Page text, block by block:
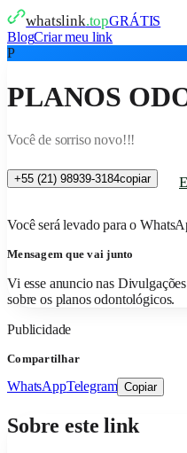
whatslink.topGRÁTIS
BlogCriar meu link
P
PLANOS
Você de sorriso novo!!!
+55 (21) 98939-3184copiar
Você será levado para o
Mensagem que vai junto
Vi esse anuncio nas
sobre os planos odontológicos.
Publicidade
Compartilhar
WhatsAppTelegram Copiar
Sobre este link